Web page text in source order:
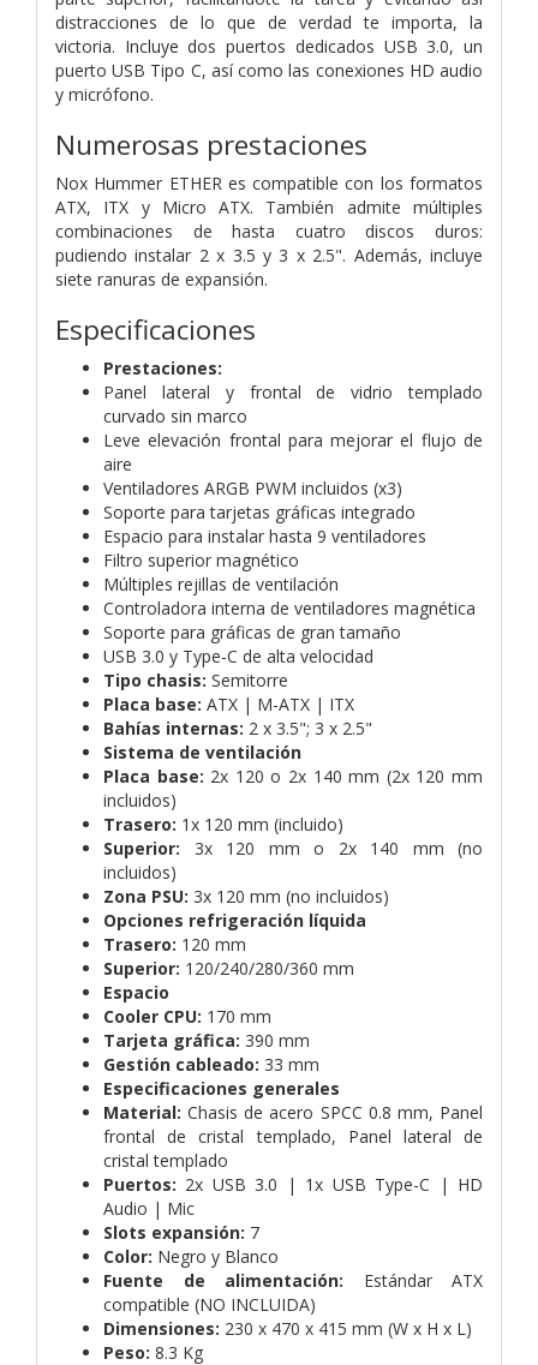
distracciones de lo que de verdad te importa, la
victoria. Incluye dos puertos dedicados USB 3.0, un
puerto USB Tipo C, así como las conexiones HD audio
y micrófono.
Numerosas prestaciones
Nox Hummer ETHER es compatible con los formatos
ATX, ITX y Micro ATX. También admite múltiples
combinaciones de hasta cuatro discos duros:
pudiendo instalar 2 x 3.5 y 3 x 2.5". Además, incluye
siete ranuras de expansión.
Especificaciones
Prestaciones:
Panel lateral y frontal de vidrio templado
curvado sin marco
Leve elevación frontal para mejorar el flujo de
aire
Ventiladores ARGB PWM incluidos (x3)
Soporte para tarjetas gráficas integrado
Espacio para instalar hasta 9 ventiladores
Filtro superior magnético
Múltiples rejillas de ventilación
Controladora interna de ventiladores magnética
Soporte para gráficas de gran tamaño
USB 3.0 y Type-C de alta velocidad
Tipo chasis: Semitorre
Placa base: ATX | M-ATX | ITX
Bahías internas: 2 x 3.5"; 3 x 2.5"
Sistema de ventilación
Placa base: 2x 120 o 2x 140 mm (2x 120 mm
incluidos)
Trasero: 1x 120 mm (incluido)
Superior: 3x 120 mm o 2x 140 mm (no
incluidos)
Zona PSU: 3x 120 mm (no incluidos)
Opciones refrigeración líquida
Trasero: 120 mm
Superior: 120/240/280/360 mm
Espacio
Cooler CPU: 170 mm
Tarjeta gráfica: 390 mm
Gestión cableado: 33 mm
Especificaciones generales
Material: Chasis de acero SPCC 0.8 mm, Panel
frontal de cristal templado, Panel lateral de
cristal templado
Puertos: 2x USB 3.0 | 1x USB Type-C | HD
Audio | Mic
Slots expansión: 7
Color: Negro y Blanco
Fuente de alimentación:
Estándar ATX
compatible (NO INCLUIDA)
Dimensiones: 230 x 470 x 415 mm (W x H x L)
Peso: 8.3 Kg